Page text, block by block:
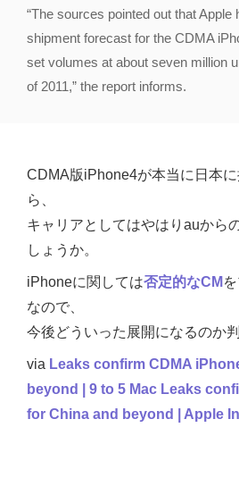
“The sources pointed out that Apple
shipment forecast for the CDMA
set volumes at about seven million
of 2011,” the report informs.
CDMA版iPhone4が本当に日本
ら、
キャリアとしてはやはりauから
しょうか。
iPhoneに関しては否定的なCM
なので、
今後どういった展開になるのか
via Leaks confirm CDMA
beyond | 9 to 5 Mac Leaks
for China and beyond | Apple